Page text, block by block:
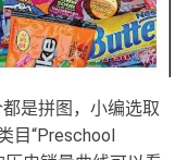
是拼图，小编选取
目“Preschool